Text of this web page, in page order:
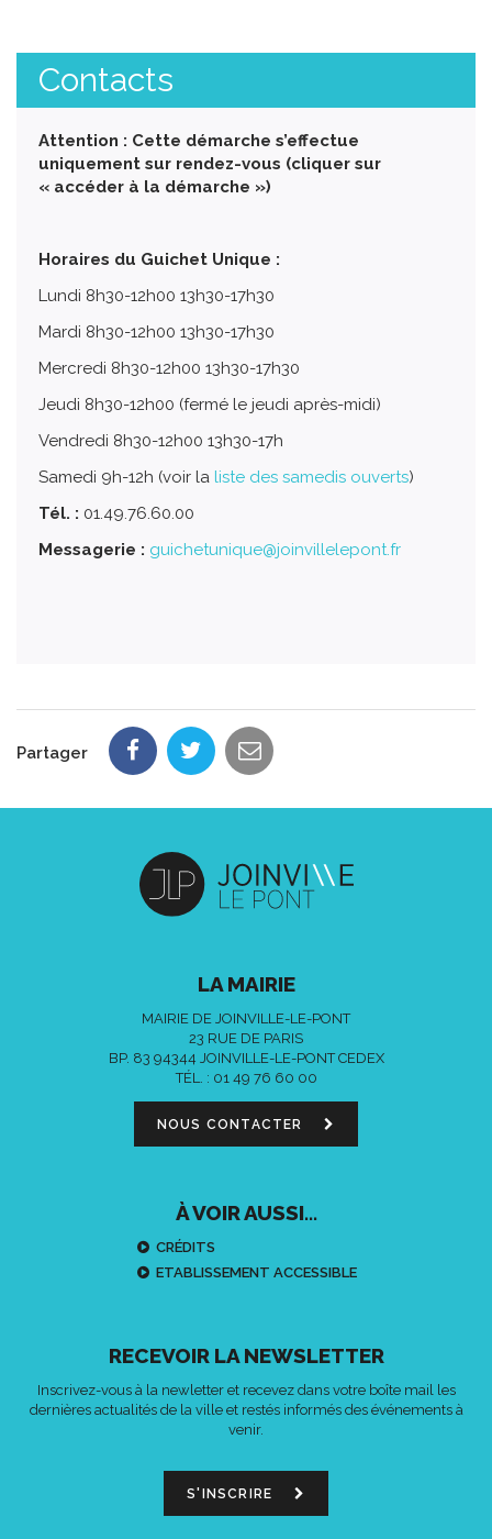
Contacts
Attention : Cette démarche s’effectue
uniquement sur rendez-vous (cliquer sur
« accéder à la démarche »)
Horaires du Guichet Unique :
Lundi 8h30-12h00 13h30-17h30
Mardi 8h30-12h00 13h30-17h30
Mercredi 8h30-12h00 13h30-17h30
Jeudi 8h30-12h00 (fermé le jeudi après-midi)
Vendredi 8h30-12h00 13h30-17h
Samedi 9h-12h (voir la liste des samedis ouverts)
Tél. : 01.49.76.60.00
Messagerie : guichetunique@joinvillelepont.fr
Partager
LA MAIRIE
MAIRIE DE JOINVILLE-LE-PONT
23 RUE DE PARIS
BP. 83 94344 JOINVILLE-LE-PONT CEDEX
TÉL. : 01 49 76 60 00
NOUS CONTACTER
À VOIR AUSSI...
CRÉDITS
ETABLISSEMENT ACCESSIBLE
RECEVOIR LA NEWSLETTER
Inscrivez-vous à la newletter et recevez dans votre boîte mail les
dernières actualités de la ville et restés informés des événements à
venir.
S'INSCRIRE